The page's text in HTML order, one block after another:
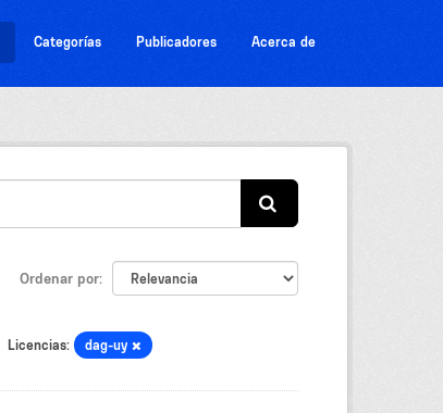
Categorías Publicadores Acerca de
Ordenar por
Licencias: dag-uy